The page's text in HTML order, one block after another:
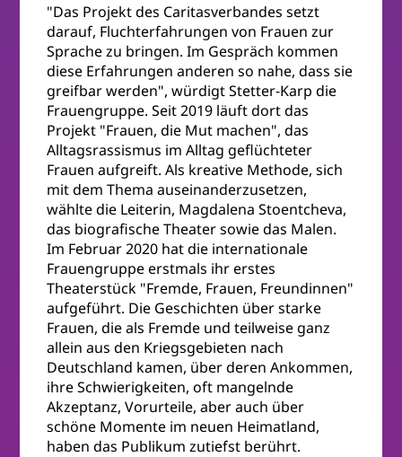
"Das Projekt des Caritasverbandes setzt
darauf, Fluchterfahrungen von Frauen zur
Sprache zu bringen. Im Gespräch kommen
diese Erfahrungen anderen so nahe, dass sie
greifbar werden", würdigt Stetter-Karp die
Frauengruppe. Seit 2019 läuft dort das
Projekt "Frauen, die Mut machen", das
Alltagsrassismus im Alltag geflüchteter
Frauen aufgreift. Als kreative Methode, sich
mit dem Thema auseinanderzusetzen,
wählte die Leiterin, Magdalena Stoentcheva,
das biografische Theater sowie das Malen.
Im Februar 2020 hat die internationale
Frauengruppe erstmals ihr erstes
Theaterstück "Fremde, Frauen, Freundinnen"
aufgeführt. Die Geschichten über starke
Frauen, die als Fremde und teilweise ganz
allein aus den Kriegsgebieten nach
Deutschland kamen, über deren Ankommen,
ihre Schwierigkeiten, oft mangelnde
Akzeptanz, Vorurteile, aber auch über
schöne Momente im neuen Heimatland,
haben das Publikum zutiefst berührt.